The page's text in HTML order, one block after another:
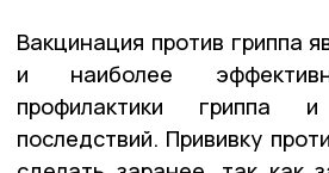
Вакцинация против гриппа
и наиболее
профилактики гриппа
последствий. Прививку